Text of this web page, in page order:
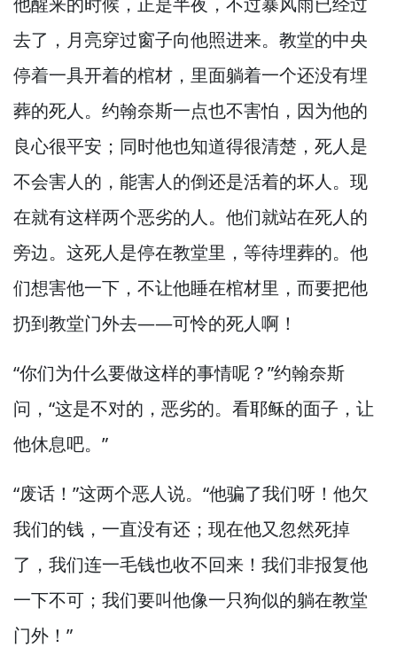
去了， 月亮穿过窗子向他照进来。 教堂的中央
停着一具开着的棺材， 里面躺着一个还没有埋
葬的死人。 约翰奈斯一点也不害怕， 因为他的
良心很平安；同时他也知道得很清楚， 死人是
不会害人的， 能害人的倒还是活着的坏人。 现
在就有这样两个恶劣的人。 他们就站在死人的
旁边。 这死人是停在教堂里， 等待埋葬的。 他
们想害他一下， 不让他睡在棺材里， 而要把他
扔到教堂门外去——可怜的死人啊！
“你们为什么要做这样的事情呢？”约翰奈斯
问， “这是不对的， 恶劣的。 看耶稣的面子， 让
他休息吧。”
“废话！”这两个恶人说。 “他骗了我们呀！ 他欠
我们的钱， 一直没有还；现在他又忽然死掉
了， 我们连一毛钱也收不回来！ 我们非报复他
一下不可；我们要叫他像一只狗似的躺在教堂
门外！”